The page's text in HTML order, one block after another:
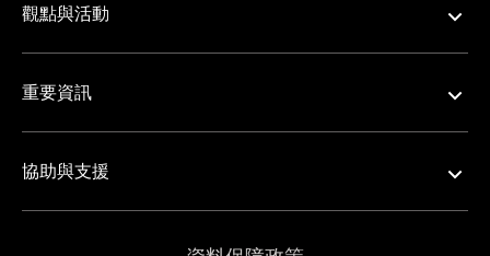
觀點與活動
重要資訊
協助與支援